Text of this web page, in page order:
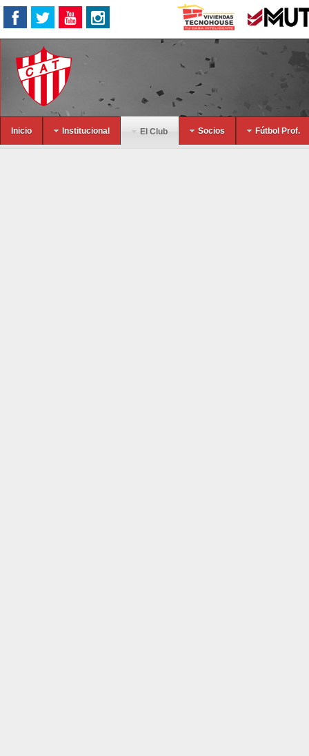
Inicio Institucional El Club Socios Fútbol Prof.